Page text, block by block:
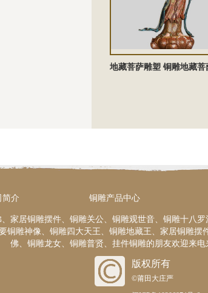
简介 铜雕产品中心
家居铜雕摆件、铜雕关公、铜雕观世音、铜雕十八
铜雕神像、铜雕四大天王、铜雕地藏王、家居铜雕
佛、铜雕龙女、铜雕普贤、挂件铜雕的朋友欢迎来
版权所有
©莆田大庄严